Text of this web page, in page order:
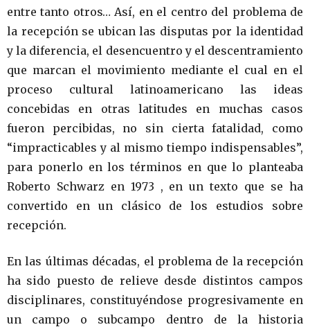
entre tanto otros… Así, en el centro del problema de
la recepción se ubican las disputas por la identidad
y la diferencia, el desencuentro y el descentramiento
que marcan el movimiento mediante el cual en el
proceso cultural latinoamericano las ideas
concebidas en otras latitudes en muchas casos
fueron percibidas, no sin cierta fatalidad, como
“impracticables y al mismo tiempo indispensables”,
para ponerlo en los términos en que lo planteaba
Roberto Schwarz en 1973 , en un texto que se ha
convertido en un clásico de los estudios sobre
recepción.
En las últimas décadas, el problema de la recepción
ha sido puesto de relieve desde distintos campos
disciplinares, constituyéndose progresivamente en
un campo o subcampo dentro de la historia